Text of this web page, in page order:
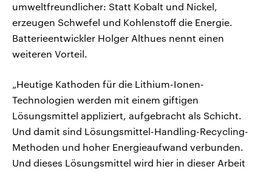
umweltfreundlicher: Statt Kobalt und Nickel,
erzeugen Schwefel und Kohlenstoff die Energie.
Batterieentwickler Holger Althues nennt einen
weiteren Vorteil.
„Heutige Kathoden für die Lithium-Ionen-
Technologien werden mit einem giftigen
Lösungsmittel appliziert, aufgebracht als Schicht.
Und damit sind Lösungsmittel-Handling-Recycling-
Methoden und hoher Energieaufwand verbunden.
Und dieses Lösungsmittel wird hier in dieser Arbeit